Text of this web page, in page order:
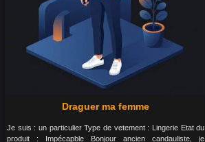
Draguer ma femme
Je suis : un particulier Type de vetement : Lingerie Etat du
produit : Impécapble Bonjour ancien candauliste, je